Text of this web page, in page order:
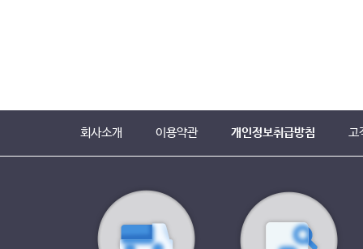
회사소개 이용약관 개인정보취급방침 고